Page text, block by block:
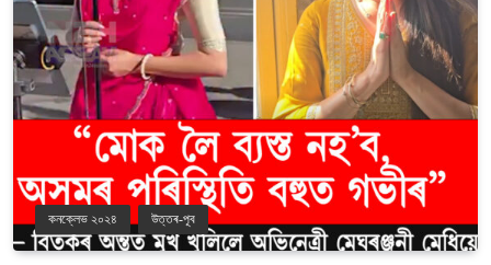
কনক্লেভ ২০২৪ উত্তৰ-পূব